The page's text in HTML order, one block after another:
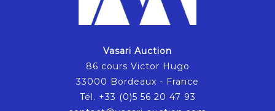
Vasari Auction
86 cours Victor Hugo
33000 Bordeaux - France
Tél. +33 (0)5 56 20 47 93